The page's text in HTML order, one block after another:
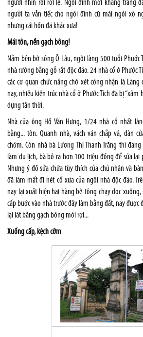
người nhìn rồi rơi lệ. Ngôi đình mới khang trang
người ta vẫn tiếc cho ngôi đình cũ mái ngói xô
nhưng cái hồn đã khác xưa!
Mái tôn, nền gạch bông!
Nằm bên bờ sông Ô Lâu, ngôi làng 500 tuổi
nhà rường bằng gỗ rất độc đáo. 24 nhà cổ ở Phước
các cơ quan chức năng chờ xét công nhận là Làng
nay, nhiều kiến trúc nhà cổ ở Phước Tích đã bị “xâm
dựng tân thời.
Nhà của ông Hồ Văn Hưng, 1/24 nhà cổ nhất
bằng... tôn. Quanh nhà, vách ván chắp vá, dàn
chởm. Còn nhà bà Lương Thị Thanh Trãng thì
làm du lịch, bà bỏ ra hơn 100 triệu đồng để sửa lại
Nhưng ý đồ sửa chữa tùy thích của chủ nhân và
đã làm mất đi nét cổ xưa của ngôi nhà độc đáo.
nay lại xuất hiện hai hàng bê-tông chạy dọc
cấp bước vào nhà trước đây làm bằng đất, nay được
lại lát bằng gạch bông mới rợi...
Xuống cấp, kệch cỡm